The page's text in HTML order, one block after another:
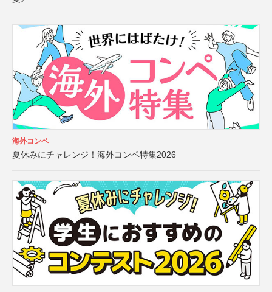
海外コンペ
夏休みにチャレンジ！海外コンペ特集2026